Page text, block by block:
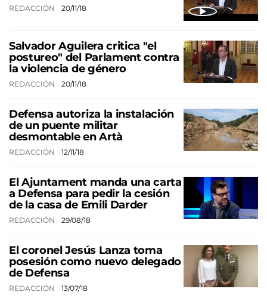
REDACCIÓN 20/11/18
Salvador Aguilera critica "el
postureo" del Parlament contra
la violencia de género
REDACCIÓN 20/11/18
Defensa autoriza la instalación
de un puente militar
desmontable en Artà
REDACCIÓN 12/11/18
El Ajuntament manda una carta
a Defensa para pedir la cesión
de la casa de Emili Darder
REDACCIÓN 29/08/18
El coronel Jesús Lanza toma
posesión como nuevo delegado
de Defensa
REDACCIÓN 13/07/18